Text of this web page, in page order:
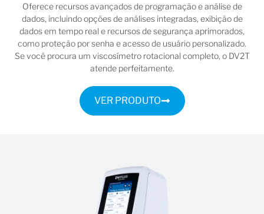
Oferece recursos avançados de programação e análise de
dados, incluindo opções de análises integradas, exibição de
dados em tempo real e recursos de segurança aprimorados,
como proteção por senha e acesso de usuário personalizado.
Se você procura um viscosímetro rotacional completo, o DV2T
atende perfeitamente.
VER PRODUTO